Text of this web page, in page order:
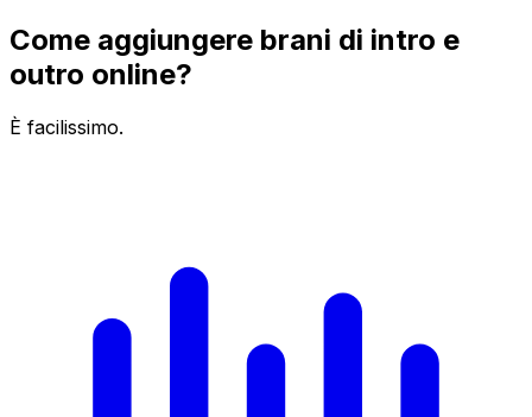
Come aggiungere brani di intro e
outro online?
È facilissimo.